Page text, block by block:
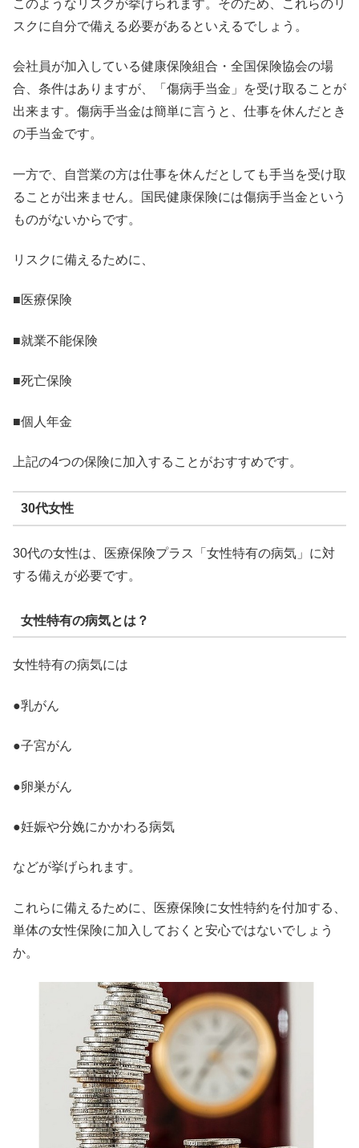
このようなリスクが挙げられます。そのため、これらのリ
スクに自分で備える必要があるといえるでしょう。
会社員が加入している健康保険組合・全国保険協会の場
合、条件はありますが、「傷病手当金」を受け取ることが
出来ます。傷病手当金は簡単に言うと、仕事を休んだとき
の手当金です。
一方で、自営業の方は仕事を休んだとしても手当を受け取
ることが出来ません。国民健康保険には傷病手当金という
ものがないからです。
リスクに備えるために、
■医療保険
■就業不能保険
■死亡保険
■個人年金
上記の4つの保険に加入することがおすすめです。
30代女性
30代の女性は、医療保険プラス「女性特有の病気」に対
する備えが必要です。
女性特有の病気とは？
女性特有の病気には
●乳がん
●子宮がん
●卵巣がん
●妊娠や分娩にかかわる病気
などが挙げられます。
これらに備えるために、医療保険に女性特約を付加する、
単体の女性保険に加入しておくと安心ではないでしょう
か。